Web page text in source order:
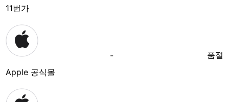
11번가
Apple 공식몰
- 품절